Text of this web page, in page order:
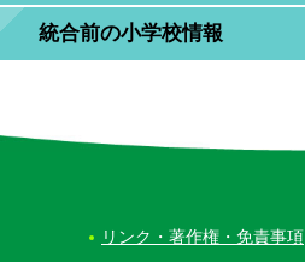
統合前の小学校情報
リンク・著作権・免責事項